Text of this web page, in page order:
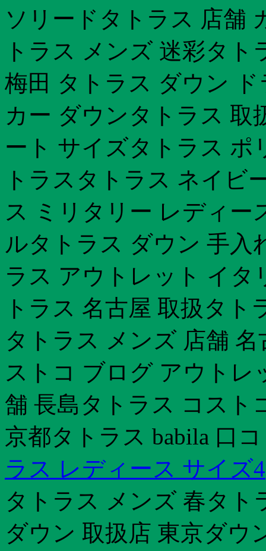
ソリードタトラス 店舗
トラス メンズ 迷彩タト
梅田 タトラス ダウン
カー ダウンタトラス 取
ート サイズタトラス ポ
トラスタトラス ネイビ
ス ミリタリー レディー
ルタトラス ダウン 手入
ラス アウトレット イタ
トラス 名古屋 取扱タ
タトラス メンズ 店舗
ストコ ブログ アウトレ
舗 長島タトラス コスト
京都タトラス babila 口
ラス レディース サイズ4
タトラス メンズ 春タ
ダウン 取扱店 東京ダウ